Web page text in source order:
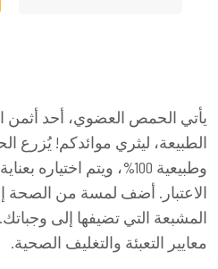
يأتي الحمص العضوي، أحد أثمن
الطبيعة، ليثري موائدكم! يُزرع
وطبيعية 100%، ويتم
الاعتبار. أضف لمسة من الصحة
المشبعة التي تضيفها إلى
معايير التعبئة والتغليف الصحية.